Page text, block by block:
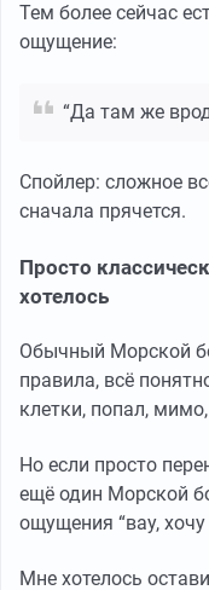
Тем более сейчас
ощущение:
“Да там же
Спойлер: сложное
сначала прячется.
Просто
хотелось
Обычный Морской
правила, всё
клетки, попал,
Но если просто
ещё один Морской
ощущения “вау,
Мне хотелось